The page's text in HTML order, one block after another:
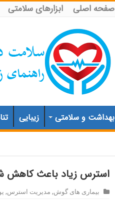
صفحه اصلی ابزارهای سلامتی
بهداشت و سلامتی زیبایی
استرس زیاد باعث کاهش
بیماری های گوش, مدیریت استرس,